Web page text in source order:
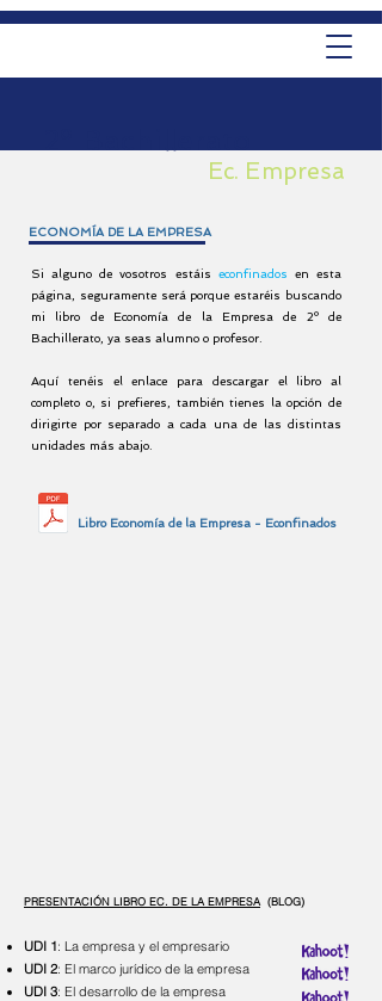
ECONOMÍA DE LA EMPRESA
Si alguno de vosotros estáis econfinados en esta
página, seguramente será porque estaréis buscando
mi libro de Economía de la Empresa de 2º de
Bachillerato, ya seas alumno o profesor.
Aquí tenéis elenlace para descargar el libro al
completo o, si prefieres, también tienes la opción de
dirigirte por separado a cada una de las distintas
unidades más abajo.
Libro Economía de la Empresa - Econfinados
PRESENTACIÓN LIBRO EC. DE LA EMPRESA (BLOG)
UDI 1: La empresa y el empresario
UDI 2: El marco jurídico de la empresa
UDI 3: El desarrollo de la empresa
Ec. Empresa